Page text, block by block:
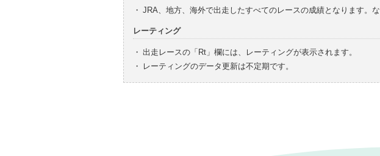
・ JRA、地方、海外で出走したすべてのレースの成績となります。
レーティング
・ 出走レースの「Rt」欄には、レーティングが表示されます。
・
レーティングのデータ更新は不定期です。